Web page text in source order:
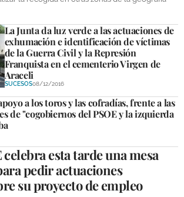
La Junta da luz verde a las actuaciones de
exhumación e identificación de víctimas
de la Guerra Civil y la Represión
Franquista en el cementerio Virgen de
Araceli
SUCESOS08/12/2016
a los toros y las cofradías, frente a las
de "cogobiernos del PSOE y la izquierda
esta tarde una mesa
pedir actuaciones
su proyecto de empleo